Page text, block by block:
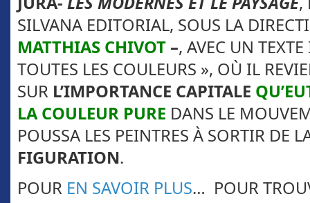
SILVANA EDITORIAL, SOUS LA
MATTHIAS CHIVOT –, AVEC UN
TOUTES LES COULEURS », OÙ IL
SUR L’IMPORTANCE CAPITALE
LA COULEUR PURE DANS LE
POUSSA LES PEINTRES À SORTIR DE
FIGURATION.
POUR EN SAVOIR PLUS… POUR